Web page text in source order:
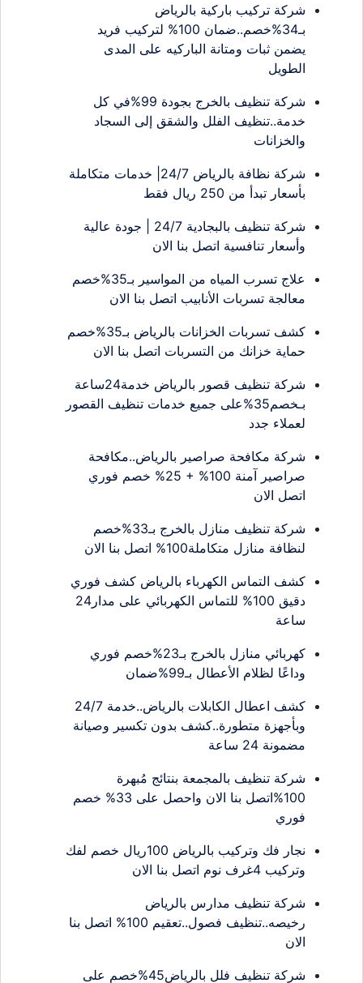
شركة تركيب باركية بالرياض
بـ34%خصم..ضمان 100% لتركيب فريد
يضمن ثبات ومتانة الباركيه على المدى
الطويل
شركة تنظيف بالخرج بجودة 99%في كل
خدمة..تنظيف الفلل والشقق إلى السجاد
والخزانات
شركة نظافة بالرياض 24/7| خدمات متكاملة
بأسعار تبدأ من 250 ريال فقط
شركة تنظيف بالبجادية 24/7 | جودة عالية
وأسعار تنافسية اتصل بنا الان
علاج تسرب المياه من المواسير بـ35%خصم
معالجة تسربات الأنابيب اتصل بنا الان
كشف تسربات الخزانات بالرياض بـ35%خصم
حماية خزانك من التسربات اتصل بنا الان
شركة تنظيف قصور بالرياض خدمة24ساعة
بـخصم35%على جميع خدمات تنظيف القصور
لعملاء جدد
شركة مكافحة صراصير بالرياض..مكافحة
صراصير آمنة 100% + 25% خصم فوري
اتصل الان
شركة تنظيف منازل بالخرج بـ33%خصم
لنظافة منازل متكاملة100% اتصل بنا الان
كشف التماس الكهرباء بالرياض كشف فوري
دقيق 100% للتماس الكهربائي على مدار24
ساعة
كهربائي منازل بالخرج بـ23%خصم فوري
وداعًا لظلام الأعطال بـ99%ضمان
كشف اعطال الكابلات بالرياض..خدمة 24/7
وبأجهزة متطورة..كشف بدون تكسير وصيانة
مضمونة 24 ساعة
شركة تنظيف بالمجمعة بنتائج مُبهرة
100%اتصل بنا الان واحصل على 33% خصم
فوري
نجار فك وتركيب بالرياض 100ريال خصم لفك
وتركيب 4غرف نوم اتصل بنا الان
شركة تنظيف مدارس بالرياض
رخيصه..تنظيف فصول..تعقيم 100% اتصل بنا
الان
شركة تنظيف فلل بالرياض45%خصم على